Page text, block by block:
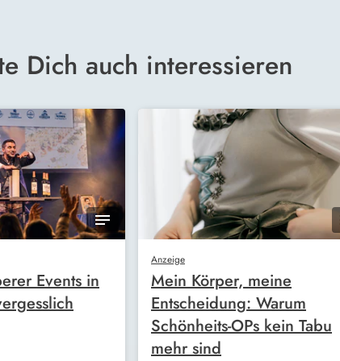
Dich auch interessieren
Events in
Anzeige
Mein Körper, meine
Entscheidung: Warum
Schönheits-OPs kein Tabu
mehr sind